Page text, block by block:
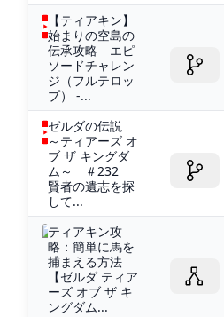
【ティアキン】
始まりの空島の
伝承攻略 エピ
ソードチャレン
ジ（フルテロッ
プ） -...
ゼルダの伝説
～ティアーズ オ
ブ ザ キングダ
ム～ ＃232
賢者の遺志を探
して...
ティアキン攻
略：簡単に馬を
捕まえる方法
【ゼルダ ティア
ーズ オブ ザ キ
ングダム...